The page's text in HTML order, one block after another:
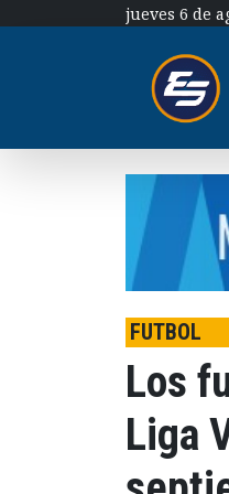
jueves 6 de
FUTBOL
Los
Liga